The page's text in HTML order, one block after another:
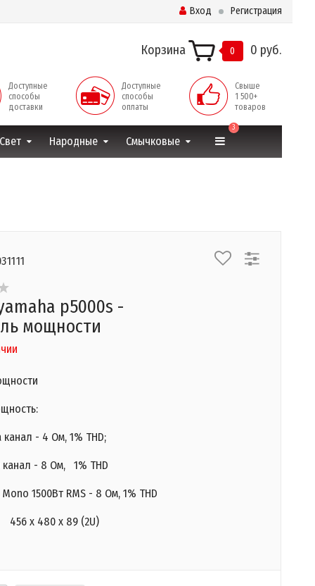
Вход Регистрация
Корзина 0 0 руб.
Доступные
способы
доставки
Доступные
способы
оплаты
Свыше
1 500+
товаров
Свет Народные Смычковые
3
p5000s -
мощности
канал - 4 Ом, 1% THD;
канал - 8 Ом, 1% THD
1500Вт RMS - 8 Ом, 1% THD
456 x 480 x 89 (2U)